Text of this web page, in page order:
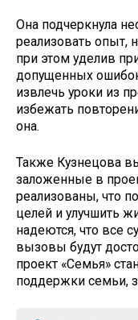
Она подчеркнула
реализовать опыт,
при этом уделив
допущенных
извлечь уроки из
избежать
она.
Также Кузнецова
заложенные в
реализованы, что
целей и улучшить
надеются, что все
вызовы будут
проект «Семья»
поддержки семьи,